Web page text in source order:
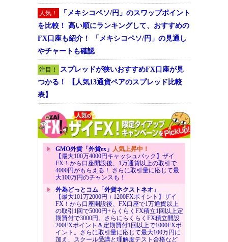
人気！
「メキシコペソ/円」のスワップポイント
を比較！ 高い順にランキングして、おすすめの
FX口座も紹介！ 「メキシコペソ/円」の見通し
やチャートも確認
注目！
スプレッドが狭いおすすめFX口座が見
つかる！ 【人気13通貨ペアのスプレッド比較
表】
GMO外貨「外貨ex」 人気上昇中！
【最大100万4000円キャッシュバック】ザイ
FX！から口座開設後、1万通貨以上の取引で
4000円がもらえる！ さらに取引量に応じて最
大100万円のチャンスも！
外為どっとコム「外貨ネクストネオ」
【最大101万2000円＋1200FXポイント】ザイ
FX！から口座開設後、FX口座で1万通貨以上
の取引1回で5000円+らくらくFX積立1回以上定
期買付で3000円。さらにらくらくFX積立開設
200FXポイント＆定期買付1回以上で1000FXポ
イント。さらに取引量に応じて最大100万円に
加え、スクール受講と理解度テスト合格など